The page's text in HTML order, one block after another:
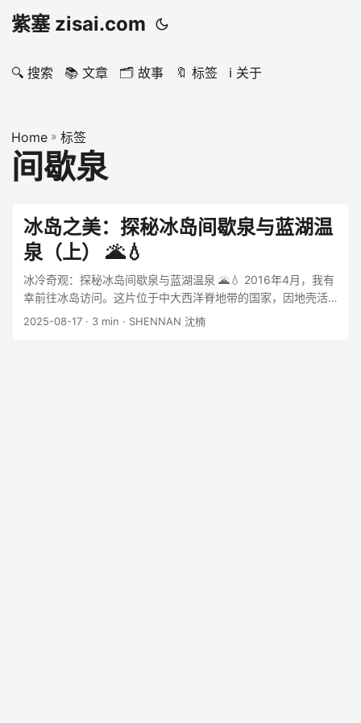
紫塞 zisai.com
🔍 搜索 📚 文章 🗂️ 故事 🔖 标签 ℹ️ 关于
Home » 标签
间歇泉
冰岛之美：探秘冰岛间歇泉与蓝湖温
泉（上） 🌋💧
冰冷奇观：探秘冰岛间歇泉与蓝湖温泉 🌋💧 2016年4月，我有
幸前往冰岛访问。这片位于中大西洋脊地带的国家，因地壳活
动频繁，孕育了许多壮观的间歇喷泉和地热温泉，展现了自然
2025-08-17 · 3 min · SHENNAN 沈楠